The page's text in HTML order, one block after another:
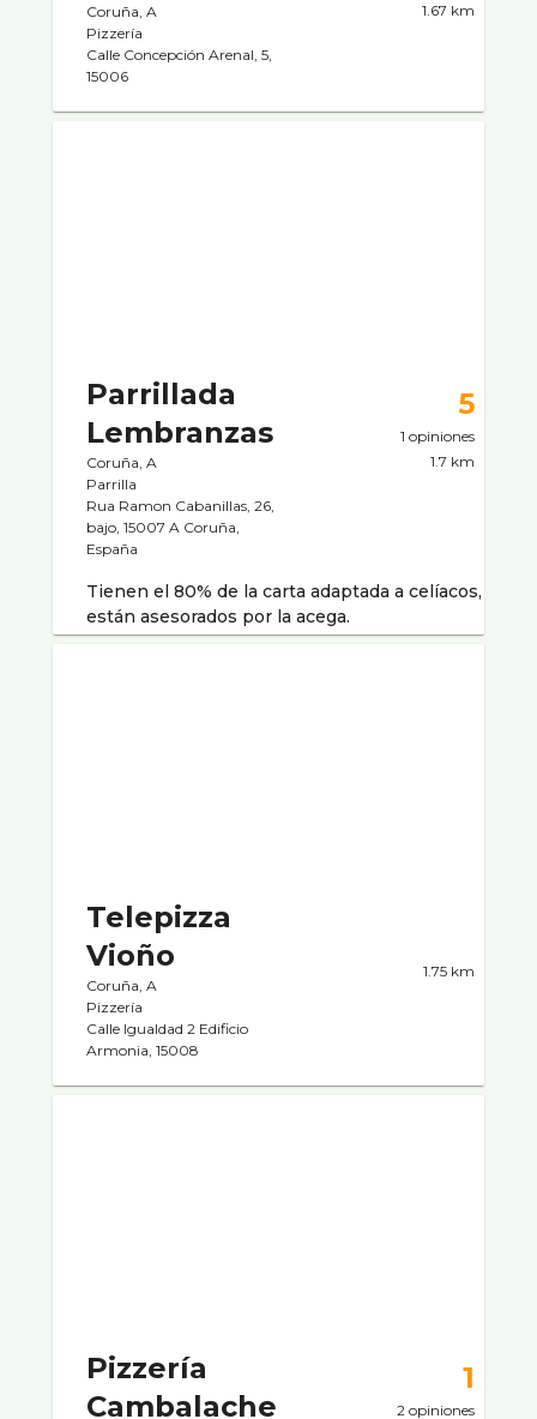
Coruña, A
Pizzerí­a
Calle Concepción Arenal, 5,
15006
1.67 km
Parrillada
Lembranzas
Coruña, A
Parrilla
Rua Ramon Cabanillas, 26,
bajo, 15007 A Coruña,
España
5
1 opiniones
1.7 km
Tienen el 80% de la carta adaptada a celíacos,
están asesorados por la acega.
Telepizza
Vioño
Coruña, A
Pizzerí­a
Calle Igualdad 2 Edificio
Armonia, 15008
1.75 km
Pizzerí­a
Cambalache
1
2 opiniones